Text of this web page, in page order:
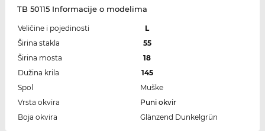
TB 50115 Informacije o modelima
Veličine i pojedinosti
L
Širina stakla
55
Širina mosta
18
Dužina krila
145
Spol
Muške
Vrsta okvira
Puni okvir
Boja okvira
Glänzend Dunkelgrün